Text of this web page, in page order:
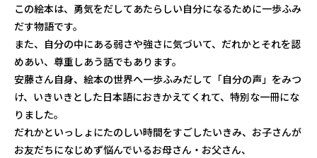
この絵本は、勇気をだしてあたらしい自分になるために一歩ふみ
だす物語です。
また、自分の中にある弱さや強さに気づいて、だれかとそれを認
めあい、尊重しあう話でもあります。
安藤さん自身、絵本の世界へ一歩ふみだして「自分の声」をみつ
け、いきいきとした日本語におきかえてくれて、特別な一冊にな
りました。
だれかといっしょにたのしい時間をすごしたいきみ、お子さんが
お友だちになじめず悩んでいるお母さん・お父さん、